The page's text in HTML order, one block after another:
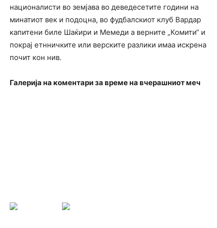
националисти во земјава во деведесетите години на
минатиот век и подоцна, во фудбалскиот клуб Вардар
капитени биле Шаќири и Мемеди а верните „Комити“ и
покрај етнничките или верските разлики имаа искрена
почит кон нив.
Галерија на коментари за време на вчерашниот меч